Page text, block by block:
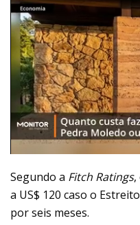
Segundo a Fitch Ratings,
a US$ 120 caso o
por seis meses.